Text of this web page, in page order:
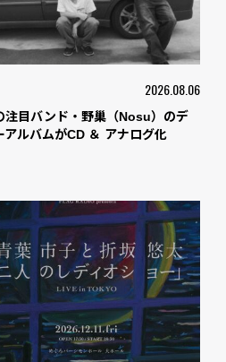
2026.08.06
注目バンド・野巢（Nosu）のデ
アルバムがCD ＆ アナログ化